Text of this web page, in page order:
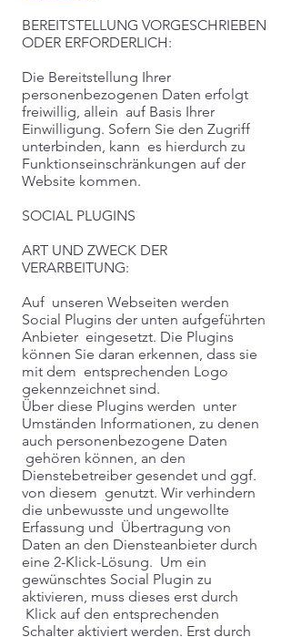
BEREITSTELLUNG VORGESCHRIEBEN
ODER ERFORDERLICH:
Die Bereitstellung Ihrer
personenbezogenen Daten erfolgt
freiwillig, allein auf Basis Ihrer
Einwilligung. Sofern Sie den Zugriff
unterbinden, kann es hierdurch zu
Funktionseinschränkungen auf der
Website kommen.
SOCIAL PLUGINS
ART UND ZWECK DER
VERARBEITUNG:
Auf unseren Webseiten werden
Social Plugins der unten aufgeführten
Anbieter eingesetzt. Die Plugins
können Sie daran erkennen, dass sie
mit dem entsprechenden Logo
gekennzeichnet sind.
Über diese Plugins werden unter
Umständen Informationen, zu denen
auch personenbezogene Daten
gehören können, an den
Dienstebetreiber gesendet und ggf.
von diesem genutzt. Wir verhindern
die unbewusste und ungewollte
Erfassung und Übertragung von
Daten an den Diensteanbieter durch
eine 2-Klick-Lösung. Um ein
gewünschtes Social Plugin zu
aktivieren, muss dieses erst durch
Klick auf den entsprechenden
Schalter aktiviert werden. Erst durch